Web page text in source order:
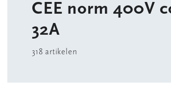
CEE norm 400V
32A
318 artikelen